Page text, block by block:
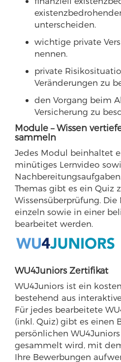
unterscheiden.
wichtige private
nennen.
private
Veränderungen zu
den Vorgang beim
Versicherung zu
Module – Wissen
sammeln
Jedes Modul beinhaltet
minütiges Lernvideo
Themas gibt es ein Quiz
Wissensüberprüfung.
einzeln sowie in einer
bearbeitet werden.
WU4Juniors Zertifikat
WU4Juniors ist ein
bestehend aus
Für jedes bearbeitete
(inkl. Quiz) gibt es einen
persönlichen
gesammelt wird, mit
Ihre Bewerbungen